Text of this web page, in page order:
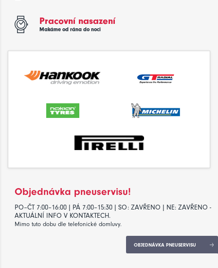
Pracovní nasazení
Makáme od rána do noci
Objednávka pneuservisu!
PO–ČT 7:00–16:00 | PÁ 7:00–15:30 | SO: ZAVŘENO | NE: ZAVŘENO -
AKTUÁLNÍ INFO V KONTAKTECH.
Mimo tuto dobu dle telefonické domluvy.
OBJEDNÁVKA PNEUSERVISU